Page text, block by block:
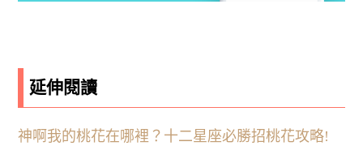
延伸閱讀
神啊我的桃花在哪裡？十二星座必勝招桃花攻略!